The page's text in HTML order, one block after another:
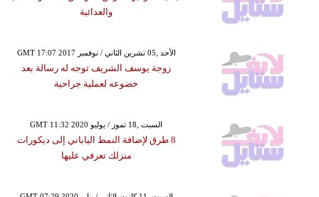
والعدائية
GMT 17:07 2017 الأحد ,05 تشرين الثاني / نوفمبر
زوجة يوسف الشريف توجه له رسالة بعد
خضوعه لعملية جراحية
GMT 11:32 2020 السبت ,18 تموز / يوليو
8 طرق لإضافة النمط الياباني إلى ديكورات
منزلك تعرفي عليها